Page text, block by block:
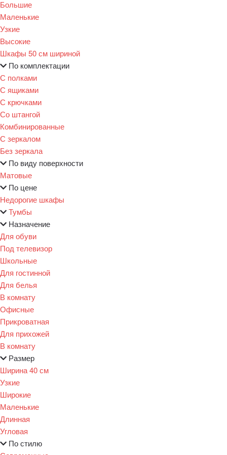
Большие
Маленькие
Узкие
Высокие
Шкафы 50 см шириной
По комплектации
С полками
С ящиками
С крючками
Со штангой
Комбинированные
С зеркалом
Без зеркала
По виду поверхности
Матовые
По цене
Недорогие шкафы
Тумбы
Назначение
Для обуви
Под телевизор
Школьные
Для гостинной
Для белья
В комнату
Офисные
Прикроватная
Для прихожей
В комнату
Размер
Ширина 40 см
Узкие
Широкие
Маленькие
Длинная
Угловая
По стилю